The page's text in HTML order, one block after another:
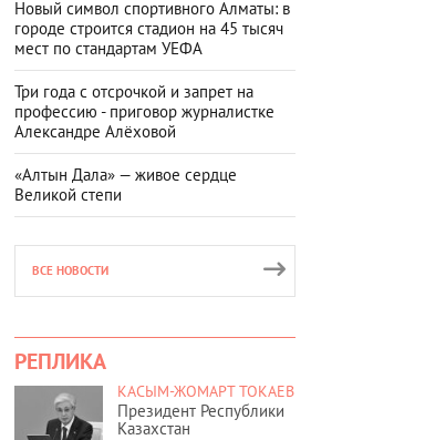
Новый символ спортивного Алматы: в
городе строится стадион на 45 тысяч
мест по стандартам УЕФА
Три года с отсрочкой и запрет на
профессию - приговор журналистке
Александре Алёховой
«Алтын Дала» — живое сердце
Великой степи
ВСЕ НОВОСТИ
РЕПЛИКА
КАСЫМ-ЖОМАРТ ТОКАЕВ
Президент Республики
Казахстан